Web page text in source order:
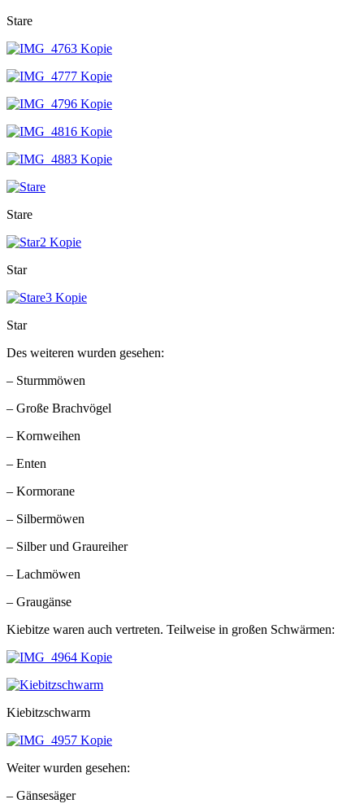
Stare
Stare
Star
Star
Des weiteren wurden gesehen:
– Sturmmöwen
– Große Brachvögel
– Kornweihen
– Enten
– Kormorane
– Silbermöwen
– Silber und Graureiher
– Lachmöwen
– Graugänse
Kiebitze waren auch vertreten. Teilweise in großen Schwärmen:
Kiebitzschwarm
Weiter wurden gesehen:
– Gänsesäger